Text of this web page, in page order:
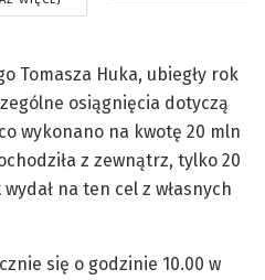
Tomasza Huka, ubiegły rok
osiągnięcia dotyczą
wykonano na kwotę 20 mln
z zewnątrz, tylko 20
na ten cel z własnych
się o godzinie 10.00 w